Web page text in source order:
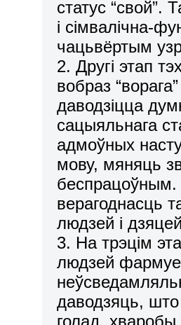
статус
і сімвалічна-
чацьвёртым
2. Другі этап
вобраз
даводзіцца
сацыяльнага
адмоўных
мову, мяняць
беспрацоўным.
верагоднасць
людзей і
3. На трэцім
людзей
даводзяць, што
голад, хваробы